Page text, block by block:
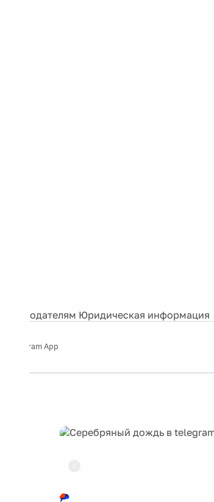
Рекламодателям Юридическая информация
Telegram App